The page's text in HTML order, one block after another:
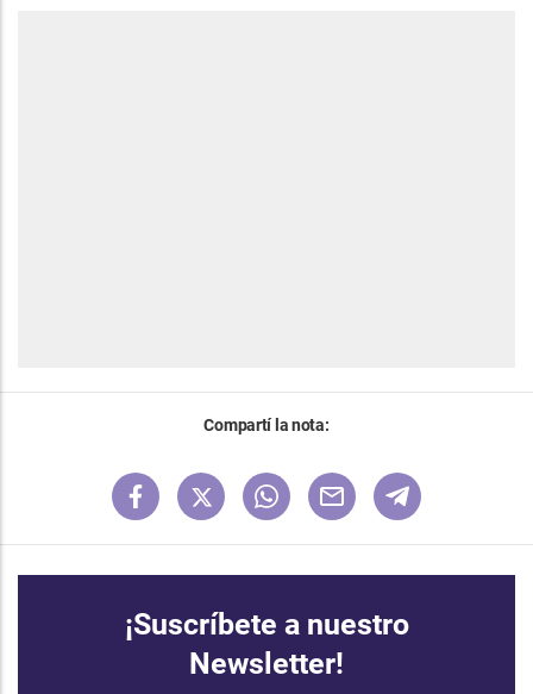
Compartí la nota:
¡Suscríbete a nuestro
Newsletter!